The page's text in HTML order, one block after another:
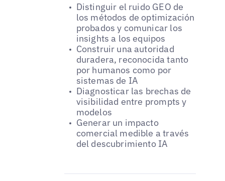
Distinguir el ruido GEO de
los métodos de optimización
probados y comunicar los
insights a los equipos
Construir una autoridad
duradera, reconocida tanto
por humanos como por
sistemas de IA
Diagnosticar las brechas de
visibilidad entre prompts y
modelos
Generar un impacto
comercial medible a través
del descubrimiento IA